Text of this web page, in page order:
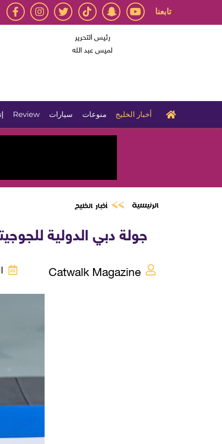
تابعنا
رئيس التحرير
لميس عبد الله
أخبار الخليج منوعات سيارات Review
الرئيسية أخبار الخليج
جولة دبي الدولية
Catwalk Magazine